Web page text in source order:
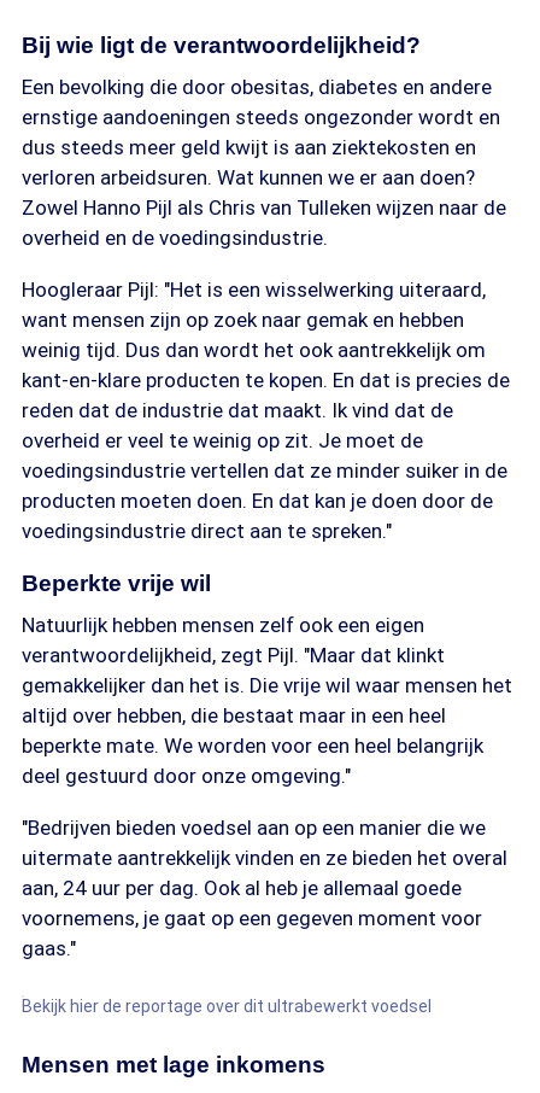
Bij wie ligt de verantwoordelijkheid?
Een bevolking die door obesitas, diabetes en andere
ernstige aandoeningen steeds ongezonder wordt en
dus steeds meer geld kwijt is aan ziektekosten en
verloren arbeidsuren. Wat kunnen we er aan doen?
Zowel Hanno Pijl als Chris van Tulleken wijzen naar de
overheid en de voedingsindustrie.
Hoogleraar Pijl: "Het is een wisselwerking uiteraard,
want mensen zijn op zoek naar gemak en hebben
weinig tijd. Dus dan wordt het ook aantrekkelijk om
kant-en-klare producten te kopen. En dat is precies de
reden dat de industrie dat maakt. Ik vind dat de
overheid er veel te weinig op zit. Je moet de
voedingsindustrie vertellen dat ze minder suiker in de
producten moeten doen. En dat kan je doen door de
voedingsindustrie direct aan te spreken."
Beperkte vrije wil
Natuurlijk hebben mensen zelf ook een eigen
verantwoordelijkheid, zegt Pijl. "Maar dat klinkt
gemakkelijker dan het is. Die vrije wil waar mensen het
altijd over hebben, die bestaat maar in een heel
beperkte mate. We worden voor een heel belangrijk
deel gestuurd door onze omgeving."
"Bedrijven bieden voedsel aan op een manier die we
uitermate aantrekkelijk vinden en ze bieden het overal
aan, 24 uur per dag. Ook al heb je allemaal goede
voornemens, je gaat op een gegeven moment voor
gaas."
Bekijk hier de reportage over dit ultrabewerkt voedsel
Mensen met lage inkomens